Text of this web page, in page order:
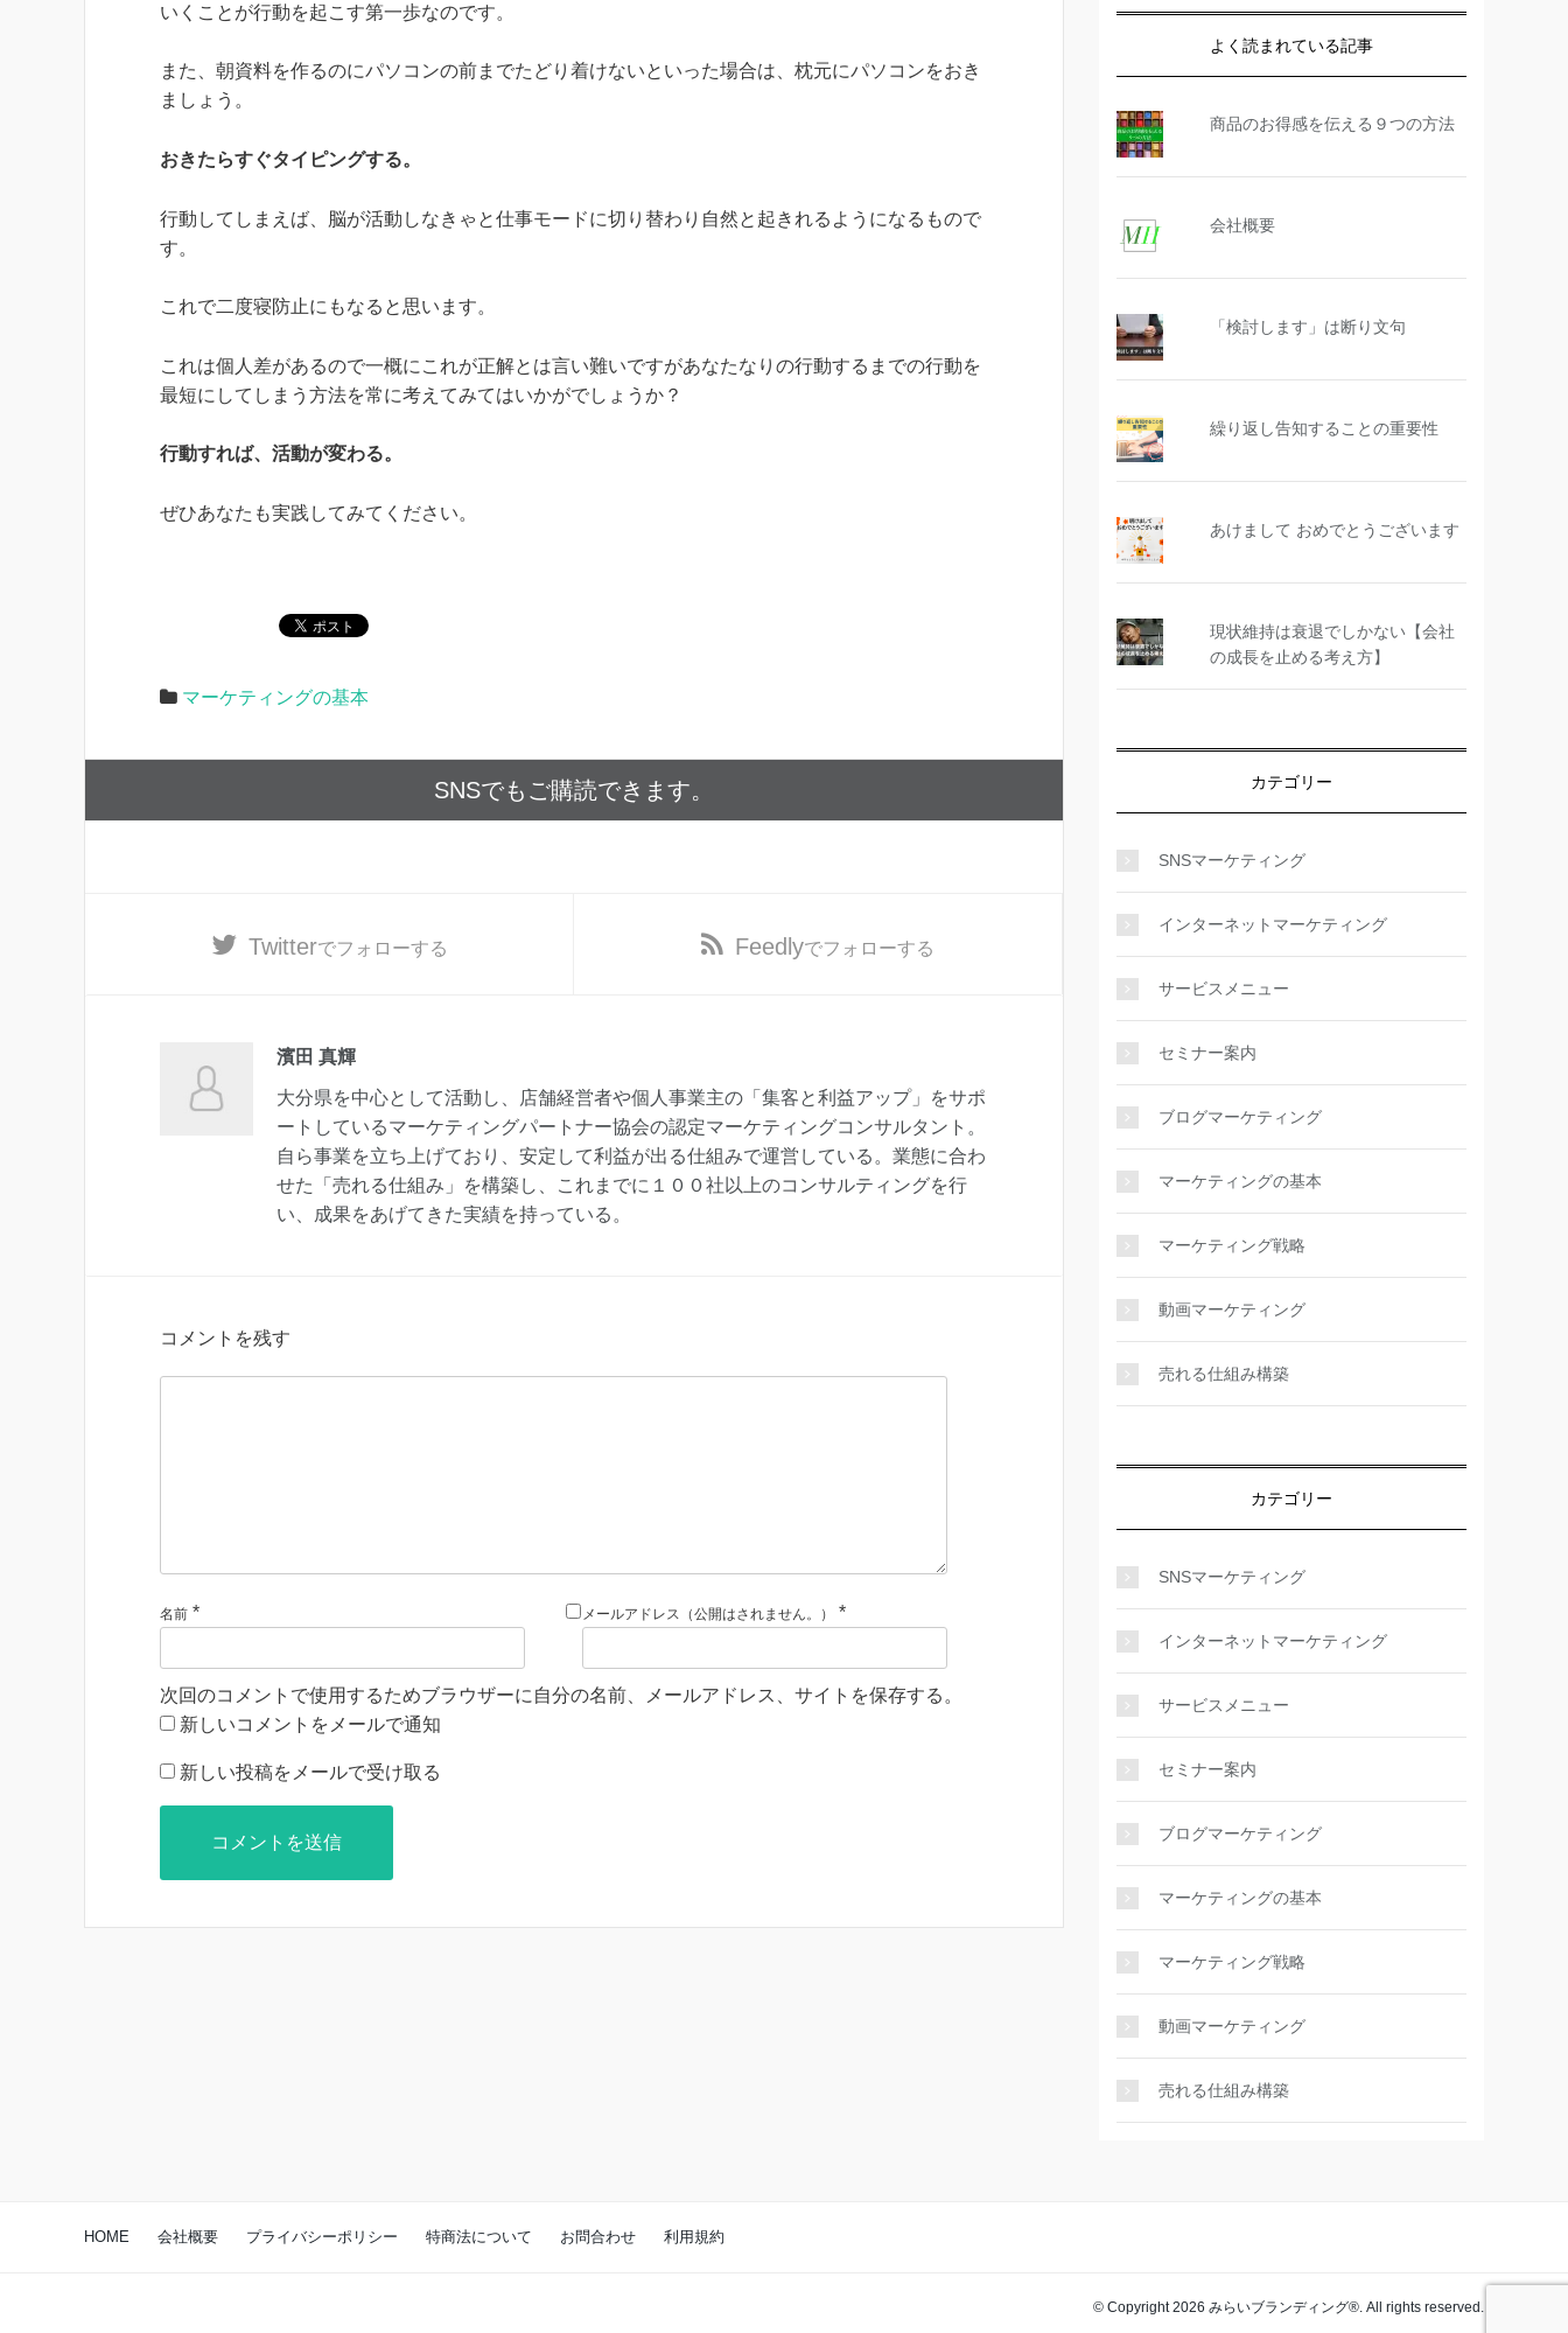
いくことが行動を起こす第一歩なのです。
また、朝資料を作るのにパソコンの前までたどり着けないといった場合は、枕元にパソコンをおき
ましょう。
おきたらすぐタイピングする。
行動してしまえば、脳が活動しなきゃと仕事モードに切り替わり自然と起きれるようになるもので
す。
これで二度寝防止にもなると思います。
これは個人差があるので一概にこれが正解とは言い難いですがあなたなりの行動するまでの行動を
最短にしてしまう方法を常に考えてみてはいかがでしょうか？
行動すれば、活動が変わる。
ぜひあなたも実践してみてください。
マーケティングの基本
SNSでもご購読できます。
Twitterでフォローする Feedlyでフォローする
濱田 真輝
大分県を中心として活動し、店舗経営者や個人事業主の「集客と利益アップ」をサポ
ートしているマーケティングパートナー協会の認定マーケティングコンサルタント。
自ら事業を立ち上げており、安定して利益が出る仕組みで運営している。業態に合わ
せた「売れる仕組み」を構築し、これまでに１００社以上のコンサルティングを行
い、成果をあげてきた実績を持っている。
コメントを残す
名前 * メールアドレス（公開はされません。） *
次回のコメントで使用するためブラウザーに自分の名前、メールアドレス、サイトを保存する。
新しいコメントをメールで通知
新しい投稿をメールで受け取る
よく読まれている記事
商品のお得感を伝える９つの方法
会社概要
「検討します」は断り文句
繰り返し告知することの重要性
あけまして おめでとうございます
現状維持は衰退でしかない【会社
の成長を止める考え方】
カテゴリー
SNSマーケティング
インターネットマーケティング
サービスメニュー
セミナー案内
ブログマーケティング
マーケティングの基本
マーケティング戦略
動画マーケティング
売れる仕組み構築
カテゴリー
SNSマーケティング
インターネットマーケティング
サービスメニュー
セミナー案内
ブログマーケティング
マーケティングの基本
マーケティング戦略
動画マーケティング
売れる仕組み構築
HOME 会社概要 プライバシーポリシー 特商法について お問合わせ 利用規約
© Copyright 2026 みらいブランディング®️. All rights reserved.